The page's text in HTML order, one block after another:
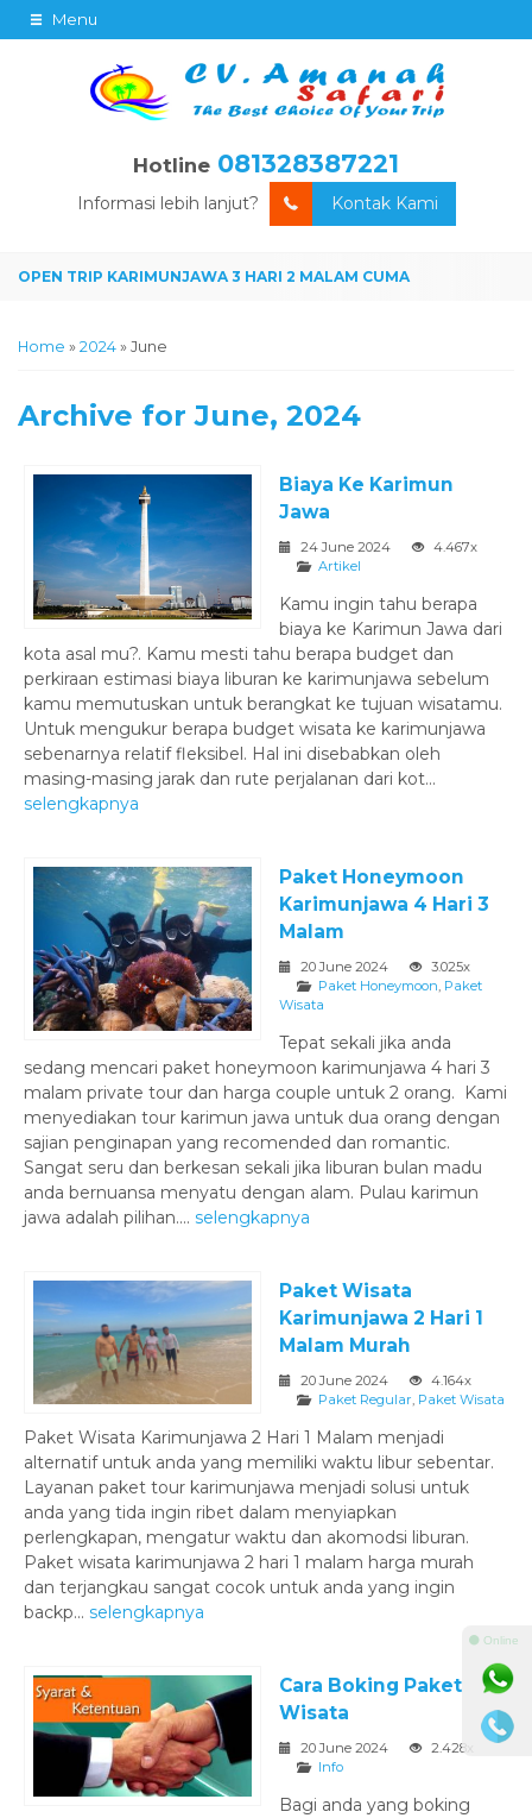
Menu
Hotline 081328387221
Informasi lebih lanjut? Kontak Kami
Home » 2024 » June
Archive for June, 2024
Biaya Ke Karimun
Jawa
24 June 2024
4.467x
Artikel
Kamu ingin tahu berapa
biaya ke Karimun Jawa dari
kota asal mu?. Kamu mesti tahu berapa budget dan
perkiraan estimasi biaya liburan ke karimunjawa sebelum
kamu memutuskan untuk berangkat ke tujuan wisatamu.
Untuk mengukur berapa budget wisata ke karimunjawa
sebenarnya relatif fleksibel. Hal ini disebabkan oleh
masing-masing jarak dan rute perjalanan dari kot...
selengkapnya
Paket Honeymoon
Karimunjawa 4 Hari 3
Malam
20 June 2024
3.025x
Paket Honeymoon, Paket
Wisata
Tepat sekali jika anda
sedang mencari paket honeymoon karimunjawa 4 hari 3
malam private tour dan harga couple untuk 2 orang. Kami
menyediakan tour karimun jawa untuk dua orang dengan
sajian penginapan yang recomended dan romantic.
Sangat seru dan berkesan sekali jika liburan bulan madu
anda bernuansa menyatu dengan alam. Pulau karimun
jawa adalah pilihan.... selengkapnya
Paket Wisata
Karimunjawa 2 Hari 1
Malam Murah
20 June 2024
4.164x
Paket Regular, Paket Wisata
Paket Wisata Karimunjawa 2 Hari 1 Malam menjadi
alternatif untuk anda yang memiliki waktu libur sebentar.
Layanan paket tour karimunjawa menjadi solusi untuk
anda yang tida ingin ribet dalam menyiapkan
perlengkapan, mengatur waktu dan akomodsi liburan.
Paket wisata karimunjawa 2 hari 1 malam harga murah
dan terjangkau sangat cocok untuk anda yang ingin
backp... selengkapnya
Cara Boking Paket
Wisata
20 June 2024
2.428x
Info
Bagi anda yang boking
⚫ Online